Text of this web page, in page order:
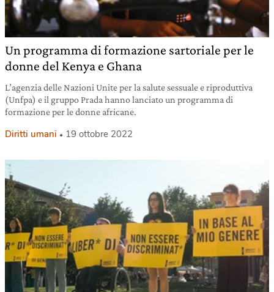
Un programma di formazione sartoriale per le
donne del Kenya e Ghana
L’agenzia delle Nazioni Unite per la salute sessuale e riproduttiva
(Unfpa) e il gruppo Prada hanno lanciato un programma di
formazione per le donne africane.
Diritti umani 19 ottobre 2022